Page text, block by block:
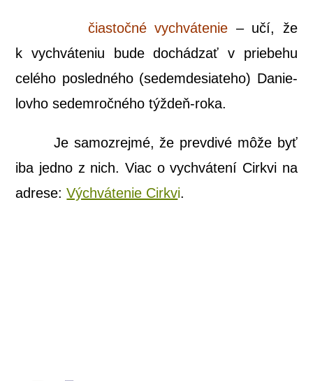
čias­toč­né vychvá­te­nie – učí, že
k vychvá­te­niu bude dochá­dzať v prie­be­hu
celé­ho posled­né­ho (sedem­de­sia­te­ho) Danie­
lov­ho sedem­roč­né­ho týždeň-roka.
Je samoz­rej­mé, že pre­vdi­vé môže byť
iba jed­no z nich. Viac o vychvá­te­ní Cir­kvi na
adre­se:Výchvá­te­nie Cir­kvi.